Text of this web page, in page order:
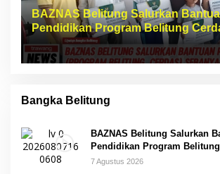
BAZNAS Belitung Salurkan
Pendidikan Program Belitung
Bangka Belitung
BAZNAS Belitung Salurkan
Pendidikan Program
7 Agustus 2026